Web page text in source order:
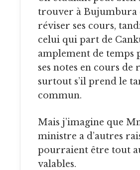
trouver à Bujumbura
réviser ses cours,
celui qui part de
amplement de temps
ses notes en cours de
surtout s’il prend le
commun.
Mais j’imagine que Mme la
ministre a d’autres
pourraient être tout
valables.